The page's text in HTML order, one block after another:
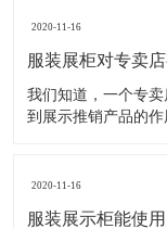
2020-11-16
服装展柜对专卖
我们知道，一个专
到展示推销产品的作
陈列展示商品。把
2020-11-16
服装展示柜能使